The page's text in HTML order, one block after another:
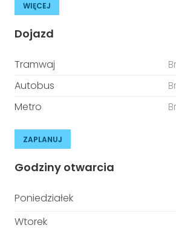
WIĘCEJ
Dojazd
Tramwaj
Autobus
Metro
ZAPLANUJ
Godziny otwarcia
Poniedziałek
Wtorek